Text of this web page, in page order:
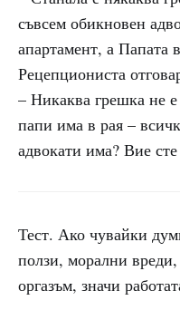
съвсем обикновен
апартамент, а Папата
Рецепциониста
– Никаква грешка не
папи има в рая –
адвокати има? Вие
Тест. Ако чувайки
ползи, морални
оргазъм, значи